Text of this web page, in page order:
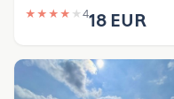
★ ★ ★ ★ ★ 418 EUR